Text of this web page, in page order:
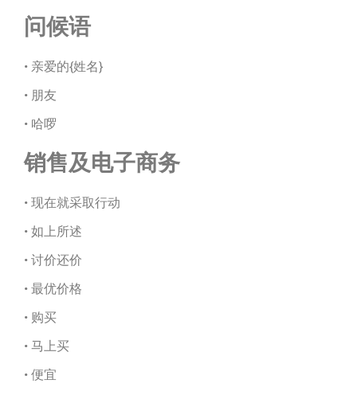
问候语
• 亲爱的{姓名}
• 朋友
• 哈啰
销售及电子商务
• 现在就采取行动
• 如上所述
• 讨价还价
• 最优价格
• 购买
• 马上买
• 便宜